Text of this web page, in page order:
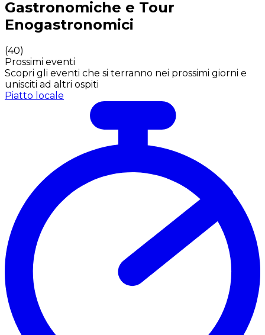
Gastronomiche e Tour
Enogastronomici
(40)
Prossimi eventi
Scopri gli eventi che si terranno nei prossimi giorni e
unisciti ad altri ospiti
Piatto locale